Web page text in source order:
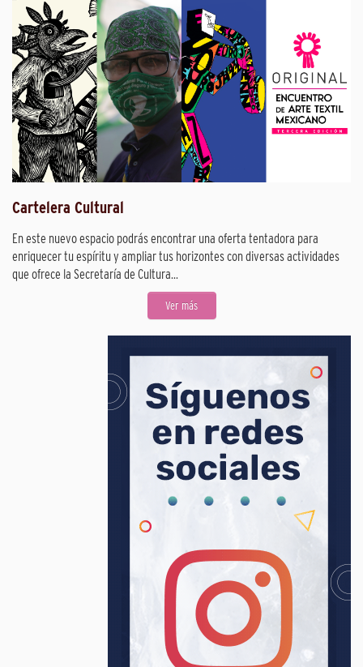
Cartelera Cultural
En este nuevo espacio podrás encontrar una oferta tentadora para
enriquecer tu espíritu y ampliar tus horizontes con diversas actividades
que ofrece la Secretaría de Cultura...
Ver más